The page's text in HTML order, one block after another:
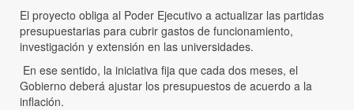
El proyecto obliga al Poder Ejecutivo a actualizar las partidas
presupuestarias para cubrir gastos de funcionamiento,
investigación y extensión en las universidades.
En ese sentido, la iniciativa fija que cada dos meses, el
Gobierno deberá ajustar los presupuestos de acuerdo a la
inflación.